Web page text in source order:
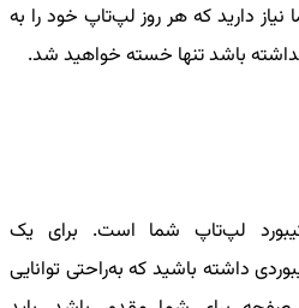
دارید که هر روز لپ‌تاپ خود را به
باشد تنها خسته خواهید شد.
لپ‌تاپ شما است. برای یک
داشته باشید که به‌راحتی توانایی